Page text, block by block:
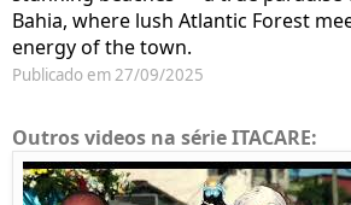
Bahia, where lush Atlantic Forest
energy of the town.
Publicado em 27/09/2025
Outros videos na série ITACARE: